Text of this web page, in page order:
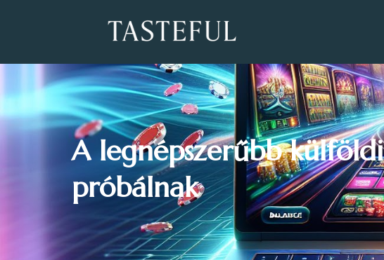
A legnépszerűbb
próbálnak